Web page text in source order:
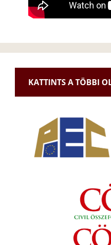
KATTINTS A TÖBBI